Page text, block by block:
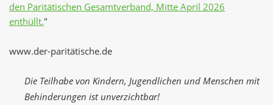
den Paritätischen Gesamtverband, Mitte April 2026
enthüllt."
www.der-paritätische.de
Die Teilhabe von Kindern, Jugendlichen und Menschen mit
Behinderungen ist unverzichtbar!